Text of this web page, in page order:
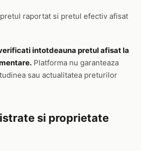
raportat si pretul efectiv afisat
intotdeauna pretul afisat la
Platforma nu garanteaza
sau actualitatea preturilor
si proprietate